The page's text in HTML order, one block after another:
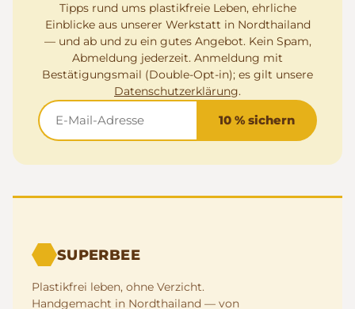
Tipps rund ums plastikfreie Leben, ehrliche
Einblicke aus unserer Werkstatt in Nordthailand
— und ab und zu ein gutes Angebot. Kein Spam,
Abmeldung jederzeit. Anmeldung mit
Bestätigungsmail (Double-Opt-in); es gilt unsere
Datenschutzerklärung.
10 % sichern
SUPERBEE
Plastikfrei leben, ohne Verzicht.
Handgemacht in Nordthailand — von